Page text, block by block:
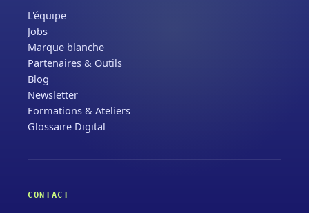
L'équipe
Jobs
Marque blanche
Partenaires & Outils
Blog
Newsletter
Formations & Ateliers
Glossaire Digital
CONTACT